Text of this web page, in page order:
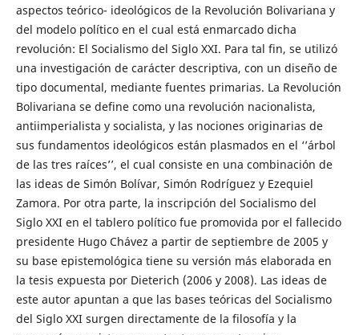
aspectos teórico- ideológicos de la Revolución Bolivariana y
del modelo político en el cual está enmarcado dicha
revolución: El Socialismo del Siglo XXI. Para tal fin, se utilizó
una investigación de carácter descriptiva, con un diseño de
tipo documental, mediante fuentes primarias. La Revolución
Bolivariana se define como una revolución nacionalista,
antiimperialista y socialista, y las nociones originarias de
sus fundamentos ideológicos están plasmados en el ‘’árbol
de las tres raíces’’, el cual consiste en una combinación de
las ideas de Simón Bolívar, Simón Rodríguez y Ezequiel
Zamora. Por otra parte, la inscripción del Socialismo del
Siglo XXI en el tablero político fue promovida por el fallecido
presidente Hugo Chávez a partir de septiembre de 2005 y
su base epistemológica tiene su versión más elaborada en
la tesis expuesta por Dieterich (2006 y 2008). Las ideas de
este autor apuntan a que las bases teóricas del Socialismo
del Siglo XXI surgen directamente de la filosofía y la